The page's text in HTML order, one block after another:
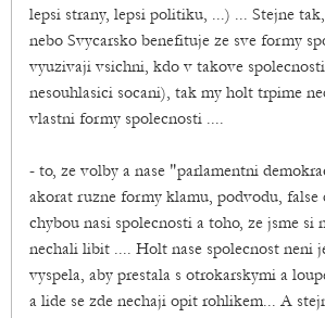
lepsi strany, lepsi politiku, ...) ... Stejne
nebo Svycarsko benefituje ze sve formy
vyuzivaji vsichni, kdo v takove
nesouhlasici socani), tak my holt trpime
vlastni formy spolecnosti ....
- to, ze volby a nase "parlamentni
akorat ruzne formy klamu, podvodu, false
chybou nasi spolecnosti a toho, ze jsme si
nechali libit .... Holt nase spolecnost neni
vyspela, aby prestala s otrokarskymi a
a lide se zde nechaji opit rohlikem... A